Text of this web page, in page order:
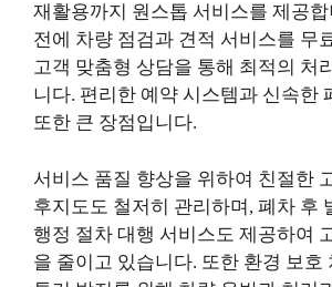
재활용까지 원스톱 서비스를 제공
전에 차량 점검과 견적 서비스를 무
고객 맞춤형 상담을 통해 최적의 처
니다. 편리한 예약 시스템과 신속한
또한 큰 장점입니다.
서비스 품질 향상을 위하여 친절한
후지도도 철저히 관리하며, 폐차 후
행정 절차 대행 서비스도 제공하여
을 줄이고 있습니다. 또한 환경 보호